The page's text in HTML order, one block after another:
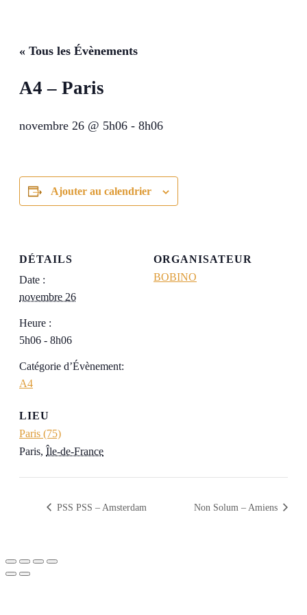
« Tous les Évènements
A4 – Paris
novembre 26 @ 5h06 - 8h06
Ajouter au calendrier
DÉTAILS
Date :
novembre 26
Heure :
5h06 - 8h06
Catégorie d’Évènement:
A4
LIEU
Paris (75)
Paris, Île-de-France
ORGANISATEUR
BOBINO
PSS PSS – Amsterdam Non Solum – Amiens